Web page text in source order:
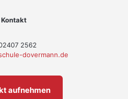
Kontakt
2562
dovermann.de
aufnehmen